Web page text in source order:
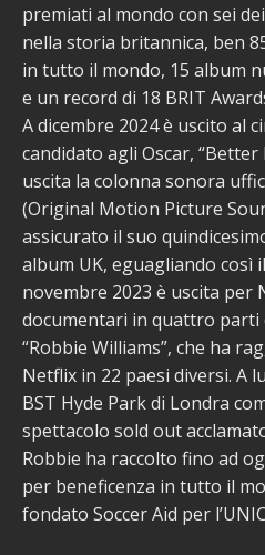
premiati al mondo con sei
nella storia britannica, ben
in tutto il mondo, 15 album
e un record di 18 BRIT
A dicembre 2024 è uscito al
candidato agli Oscar, “Better
uscita la colonna sonora
(Original Motion Picture
assicurato il suo
album UK, eguagliando così
novembre 2023 è uscita per
documentari in quattro parti
“Robbie Williams”, che ha
Netflix in 22 paesi diversi. A
BST Hyde Park di Londra
spettacolo sold out
Robbie ha raccolto fino ad
per beneficenza in tutto il
fondato Soccer Aid per